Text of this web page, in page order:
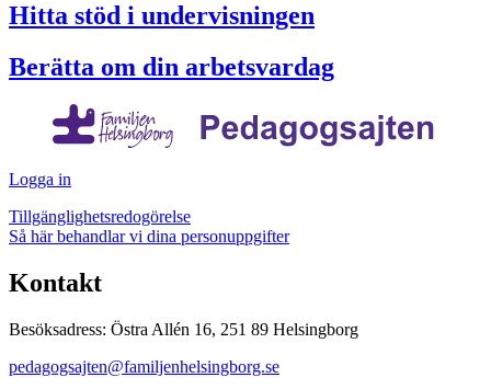
Hitta stöd i undervisningen
Berätta om din arbetsvardag
Logga in
Tillgänglighetsredogörelse
Så här behandlar vi dina personuppgifter
Kontakt
Besöksadress: Östra Allén 16, 251 89 Helsingborg
pedagogsajten@familjenhelsingborg.se